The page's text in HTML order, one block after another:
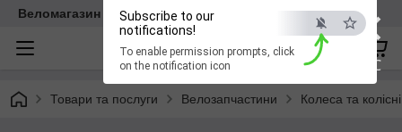
×
ESC
Subscribe to our
notifications!
To enable permission prompts, click
on the notification icon
Веломагазин EasyBike
Товари та послуги Велозапчастини Колеса та